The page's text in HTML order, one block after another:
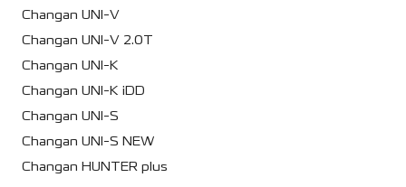
Changan UNI-V
Changan UNI-V 2.0T
Changan UNI-K
Changan UNI-K iDD
Changan UNI-S
Changan UNI-S NEW
Changan HUNTER plus